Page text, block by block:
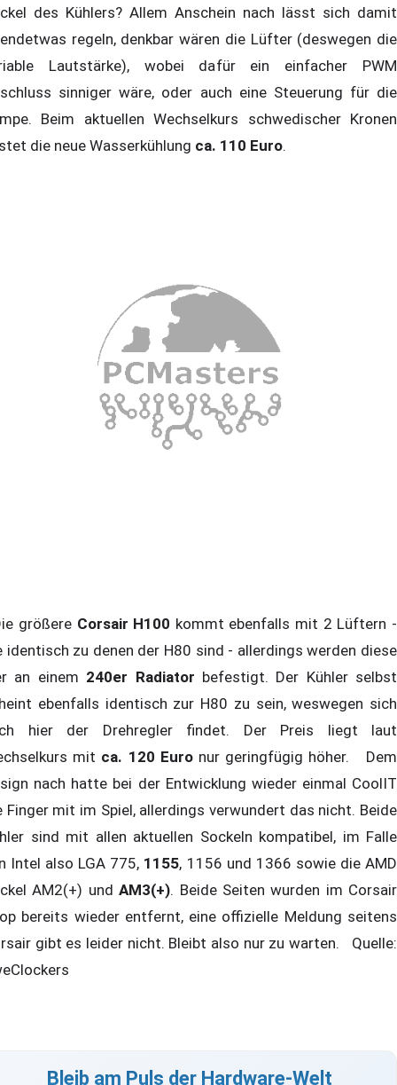
des Kühlers? Allem Anschein nach lässt sich damit
regeln, denkbar wären die Lüfter (deswegen die
Lautstärke), wobei dafür ein einfacher PWM
sinniger wäre, oder auch eine Steuerung für die
Beim aktuellen Wechselkurs schwedischer Kronen
die neue Wasserkühlung ca. 110 Euro.
größere Corsair H100 kommt ebenfalls mit 2 Lüftern -
identisch zu denen der H80 sind - allerdings werden diese
an einem 240er Radiator befestigt. Der Kühler selbst
ebenfalls identisch zur H80 zu sein, weswegen sich
hier der Drehregler findet. Der Preis liegt laut
mit ca. 120 Euronur geringfügig höher. Dem
nach hatte bei der Entwicklung wieder einmal CoolIT
Finger mit im Spiel, allerdings verwundert das nicht. Beide
sind mit allen aktuellen Sockeln kompatibel, im Falle
Intel also LGA 775, 1155, 1156 und 1366 sowie die AMD
AM2(+) undAM3(+). Beide Seiten wurden im Corsair
bereits wieder entfernt, eine offizielle Meldung seitens
gibt es leider nicht. Bleibt also nur zu warten. Quelle:
Bleib am Puls der Hardware-Welt